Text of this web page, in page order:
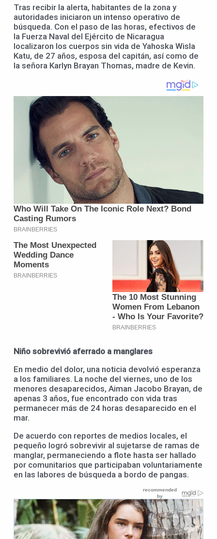
Tras recibir la alerta, habitantes de la zona y
autoridades iniciaron un intenso operativo de
búsqueda. Con el paso de las horas, efectivos de
la Fuerza Naval del Ejército de Nicaragua
localizaron los cuerpos sin vida de Yahoska Wisla
Katu, de 27 años, esposa del capitán, así como de
la señora Karlyn Brayan Thomas, madre de Kevin.
Niño sobrevivió aferrado a manglares
En medio del dolor, una noticia devolvió esperanza
a los familiares. La noche del viernes, uno de los
menores desaparecidos, Aiman Jacobo Brayan, de
apenas 3 años, fue encontrado con vida tras
permanecer más de 24 horas desaparecido en el
mar.
De acuerdo con reportes de medios locales, el
pequeño logró sobrevivir al sujetarse de ramas de
manglar, permaneciendo a flote hasta ser hallado
por comunitarios que participaban voluntariamente
en las labores de búsqueda a bordo de pangas.